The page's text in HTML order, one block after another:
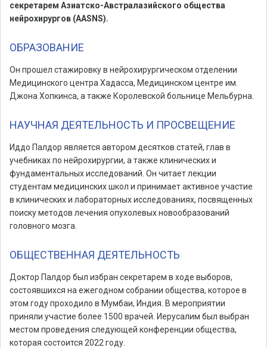
секретарем Азиатско-Австралазийского общества
нейрохирургов (AASNS).
ОБРАЗОВАНИЕ
Он прошел стажировку в нейрохирургическом отделении
Медицинского центра Хадасса, Медицинском центре им.
Джона Хопкинса, а также Королевской больнице Мельбурна.
НАУЧНАЯ ДЕЯТЕЛЬНОСТЬ И ПРОСВЕЩЕНИЕ
Иддо Палдор является автором десятков статей, глав в
учебниках по нейрохирургии, а также клинических и
фундаментальных исследований. Он читает лекции
студентам медицинских школ и принимает активное участие
в клинических и лабораторных исследованиях, посвященных
поиску методов лечения опухолевых новообразований
головного мозга.
ОБЩЕСТВЕННАЯ ДЕЯТЕЛЬНОСТЬ
Доктор Палдор был избран секретарем в ходе выборов,
состоявшихся на ежегодном собрании общества, которое в
этом году проходило в Мумбаи, Индия. В мероприятии
приняли участие более 1500 врачей. Иерусалим был выбран
местом проведения следующей конференции общества,
которая состоится 2022 году.